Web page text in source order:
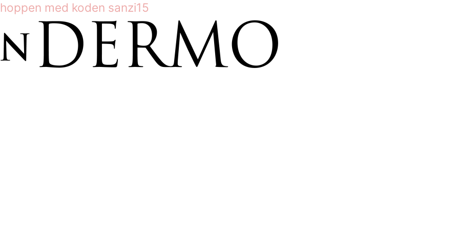
med koden sanzi15